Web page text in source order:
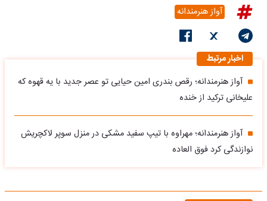
آواز هنرمندانه
اخبار مرتبط
آواز هنرمندانه؛ رقص بندری امین حیایی تو عصر جدید با یه قهوه که
علیخانی ترکید از خنده
آواز هنرمندانه؛ مهراوه با تیپ سفید مشکی در منزل سوپر لاکچریش
نوازندگی کرد فوق العاده